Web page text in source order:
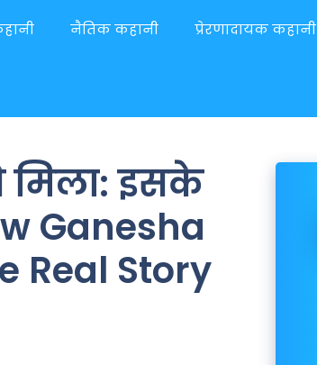
नैतिक कहानी प्रेरणादायक कहानी
मिला: इसके
Ganesha
Real Story